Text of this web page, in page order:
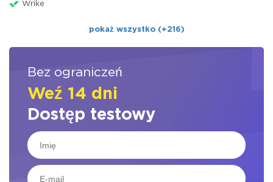
Wrike
pokaż wszystko (+216)
Bez ograniczeń
Weź 14 dni
Dostęp testowy